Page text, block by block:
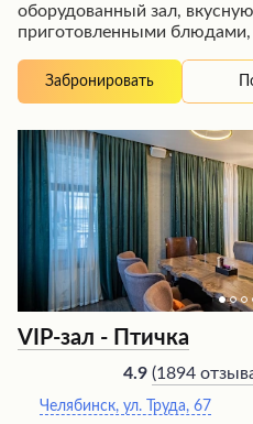
оборудованный зал,
приготовленными блюдами,
посоветовать лучшие
мероприятия. Посетители
заведение всем, кто ищет
торжества.
Забронировать
VIP-зал - Птичка
4.9 (1894
Челябинск, ул. Труда, 67